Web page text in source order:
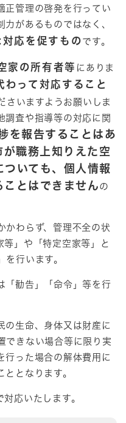
正管理の啓発を行ってい
があるものではなく、
応を促すもの です。
家の所有者等 にありま
わって対応すること
さいますようお願いしま
調査や指導等の対応に関
を報告することはあ
が職務上知りえた空
いても、個人情報
とはできません の
かわらず、管理不全の状
等」や「特定空家等」と
行います。
「勧告」「命令」等を行
の生命、身体又は財産に
できない場合等に限り実
行った場合の解体費用に
となります。
応いたします。